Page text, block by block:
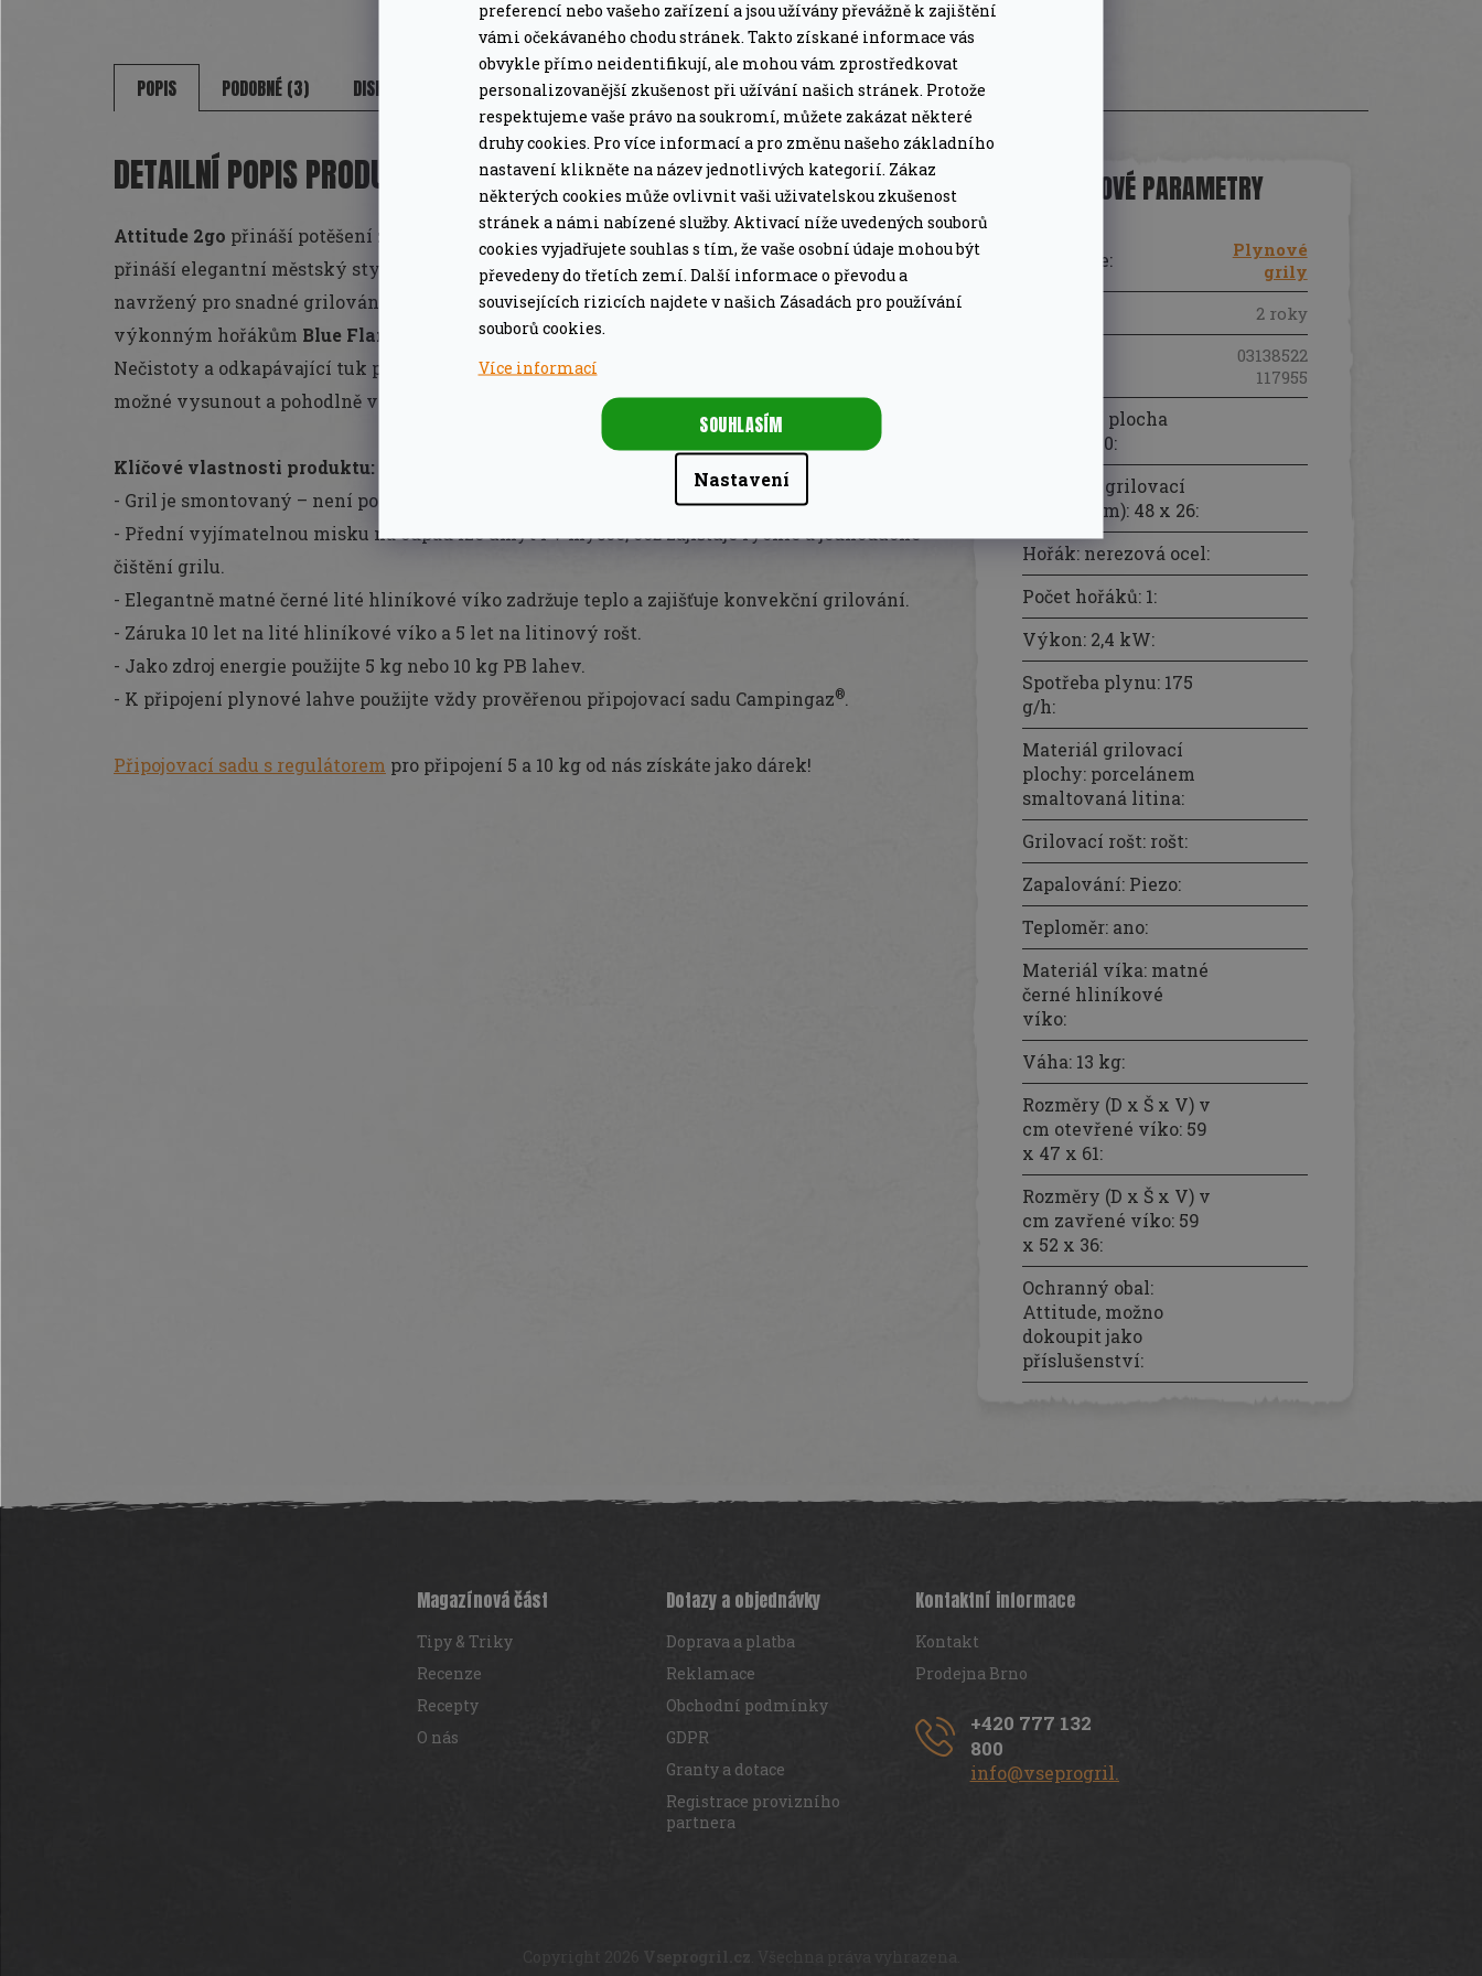
preferencí nebo vašeho zařízení a jsou užívány převážně k zajištění
vámi očekávaného chodu stránek. Takto získané informace vás
obvykle přímo neidentifikují, ale mohou vám zprostředkovat
personalizovanější zkušenost při užívání našich stránek. Protože
respektujeme vaše právo na soukromí, můžete zakázat některé
druhy cookies. Pro více informací a pro změnu našeho základního
nastavení klikněte na název jednotlivých kategorií. Zákaz
některých cookies může ovlivnit vaši uživatelskou zkušenost
stránek a námi nabízené služby. Aktivací níže uvedených souborů
cookies vyjadřujete souhlas s tím, že vaše osobní údaje mohou být
převedeny do třetích zemí. Další informace o převodu a
souvisejících rizicích najdete v našich Zásadách pro používání
souborů cookies.
Více informací
Nastavení
SOUHLASÍM
POPIS PODOBNÉ (3) DISKUZE ZNAČKA
DETAILNÍ POPIS PRODUKTU
Attitude 2go přináší potěšení z grilování všem, kteří chtějí zůstat flexibilní! Tento stolní gril
přináší elegantní městský styl grilování a to vše v kompaktním, přenosném balíčku. Intuitivně
navržený pro snadné grilování kdekoliv, těží z dokonale rovnoměrného rozložení tepla díky
výkonným hořákům Blue Flame
z nerezové oceli.
Nečistoty a odkapávající tuk při grilování jsou zachytávány do zásuvkového sběrače, který je
možné vysunout a pohodlně vylít a umýt.
Klíčové vlastnosti produktu:
- Gril je smontovaný – není potřeba žádné nářadí!
- Přední vyjímatelnou misku na odpad lze umýt i v myčce, což zajišťuje rychlé a jednoduché
čištění grilu.
- Elegantně matné černé lité hliníkové víko zadržuje teplo a zajišťuje konvekční grilování.
- Záruka 10 let na lité hliníkové víko a 5 let na litinový rošt.
- Jako zdroj energie použijte 5 kg nebo 10 kg PB lahev.
- K připojení plynové lahve použijte vždy prověřenou připojovací sadu Campingaz®.
Připojovací sadu s regulátorem pro připojení 5 a 10 kg od nás získáte jako dárek!
DOPLŇKOVÉ PARAMETRY
Kategorie:
Plynové
grily
2 roky
03138522
117955
Grilovací plocha
(cm²): 1200:
Rozměry grilovací
plochy (cm): 48 x 26:
Hořák: nerezová ocel:
Počet hořáků: 1:
Výkon: 2,4 kW:
Spotřeba plynu: 175
g/h:
Materiál grilovací
plochy: porcelánem
smaltovaná litina:
Grilovací rošt: rošt:
Zapalování: Piezo:
Teploměr: ano:
Materiál víka: matné
černé hliníkové
víko:
Váha: 13 kg:
Rozměry (D x Š x V) v
cm otevřené víko: 59
x 47 x 61:
Rozměry (D x Š x V) v
cm zavřené víko: 59
x 52 x 36:
Ochranný obal:
Attitude, možno
dokoupit jako
příslušenství:
Magazínová část
Tipy & Triky
Recenze
Recepty
O nás
Dotazy a objednávky
Doprava a platba
Reklamace
Obchodní podmínky
GDPR
Granty a dotace
Registrace provizního
partnera
Kontaktní informace
Kontakt
Prodejna Brno
+420 777 132
800
info@vseprogril.cz